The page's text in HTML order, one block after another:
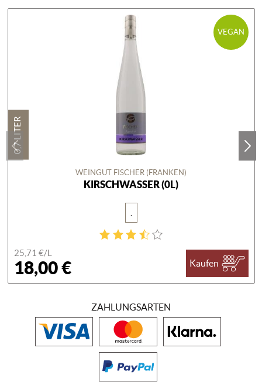
VEGAN
0,7 LITER
WEINGUT FISCHER (FRANKEN)
KIRSCHWASSER (0L)
25,71 €/L
18,00 € Kaufen
ZAHLUNGSARTEN